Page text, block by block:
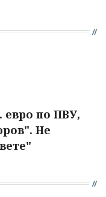
евро по ПВУ,
Не